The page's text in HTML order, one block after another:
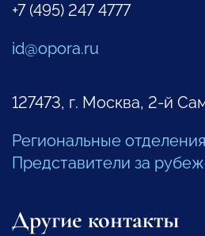
+7 (495) 247 4777
id@opora.ru
127473, г. Москва, 2-й
Региональные отделения
Представители за
Другие контакты